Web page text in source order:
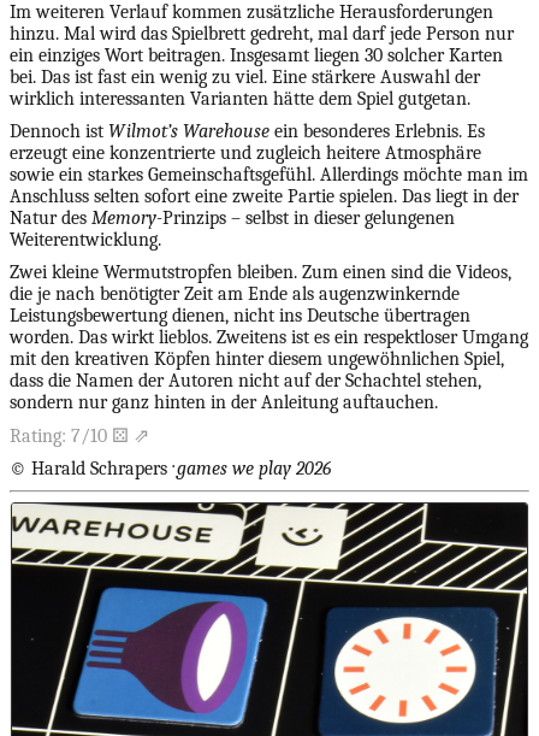
Im weiteren Verlauf kommen zusätzliche Herausforderungen
hinzu. Mal wird das Spielbrett gedreht, mal darf jede Person nur
ein einziges Wort beitragen. Insgesamt liegen 30 solcher Karten
bei. Das ist fast ein wenig zu viel. Eine stärkere Auswahl der
wirklich interessanten Varianten hätte dem Spiel gutgetan.
Dennoch ist Wilmot’s Warehouse ein besonderes Erlebnis. Es
erzeugt eine konzentrierte und zugleich heitere Atmosphäre
sowie ein starkes Gemeinschaftsgefühl. Allerdings möchte man im
Anschluss selten sofort eine zweite Partie spielen. Das liegt in der
Natur des Memory-Prinzips – selbst in dieser gelungenen
Weiterentwicklung.
Zwei kleine Wermutstropfen bleiben. Zum einen sind die Videos,
die je nach benötigter Zeit am Ende als augenzwinkernde
Leistungsbewertung dienen, nicht ins Deutsche übertragen
worden. Das wirkt lieblos. Zweitens ist es ein respektloser Umgang
mit den kreativen Köpfen hinter diesem ungewöhnlichen Spiel,
dass die Namen der Autoren nicht auf der Schachtel stehen,
sondern nur ganz hinten in der Anleitung auftauchen.
Rating: 7/10 ⚄ ⇗
© Harald Schrapers · games we play 2026